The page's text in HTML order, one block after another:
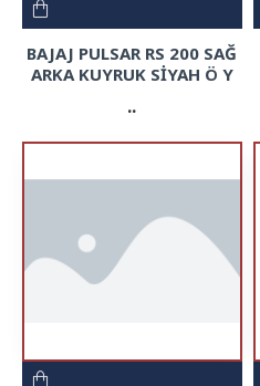
BAJAJ PULSAR RS 200 SAĞ
ARKA KUYRUK SİYAH Ö Y
..